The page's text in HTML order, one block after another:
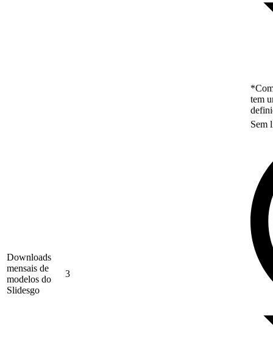
tem
Downloads
mensais de
modelos do
Slidesgo
3
Sem